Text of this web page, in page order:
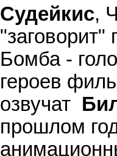
Судейкис,
"заговорит"
Бомба -
героев
озвучат
прошлом